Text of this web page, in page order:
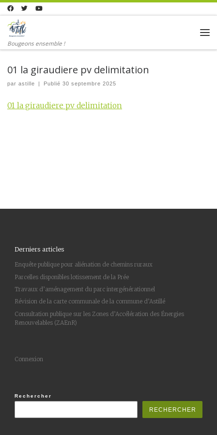
Skip to content
Bougeons ensemble !
01 la giraudiere pv delimitation
par astille | Publié 30 septembre 2025
01 la giraudiere pv delimitation
Derniers articles
Enquête publique pour aliénation de chemins ruraux
Parcelles disponibles lotissement de la Prée
Travaux d’aménagement du parc intergénérationnel
Révision de la carte communale de la commune d’Astillé
Consultation publique sur les Zones d’Accélération des Énergies
Renouvelables (ZAEnR)
Connexion
Rechercher
RECHERCHER